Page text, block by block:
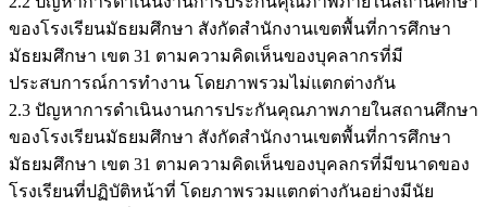
ของโรงเรียนมัธยมศึกษา สังกัดสำนักงานเขตพื้นที่การศึกษา
มัธยมศึกษา เขต 31 ตามความคิดเห็นของบุคลากรที่มี
ประสบการณ์การทำงาน โดยภาพรวมไม่แตกต่างกัน
2.3 ปัญหาการดำเนินงานการประกันคุณภาพภายในสถานศึกษา
ของโรงเรียนมัธยมศึกษา สังกัดสำนักงานเขตพื้นที่การศึกษา
มัธยมศึกษา เขต 31 ตามความคิดเห็นของบุคลกรที่มีขนาดของ
โรงเรียนที่ปฏิบัติหน้าที่ โดยภาพรวมแตกต่างกันอย่างมีนัย